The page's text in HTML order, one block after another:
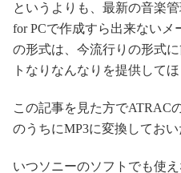
というよりも、最新の音楽
for PCで作成すら出来ない
の形式は、今流行りの形式
トなりなんなりを提供して
この記事を見た方でATRAC
のうちにMP3に変換してお
いつソニーのソフトでも使